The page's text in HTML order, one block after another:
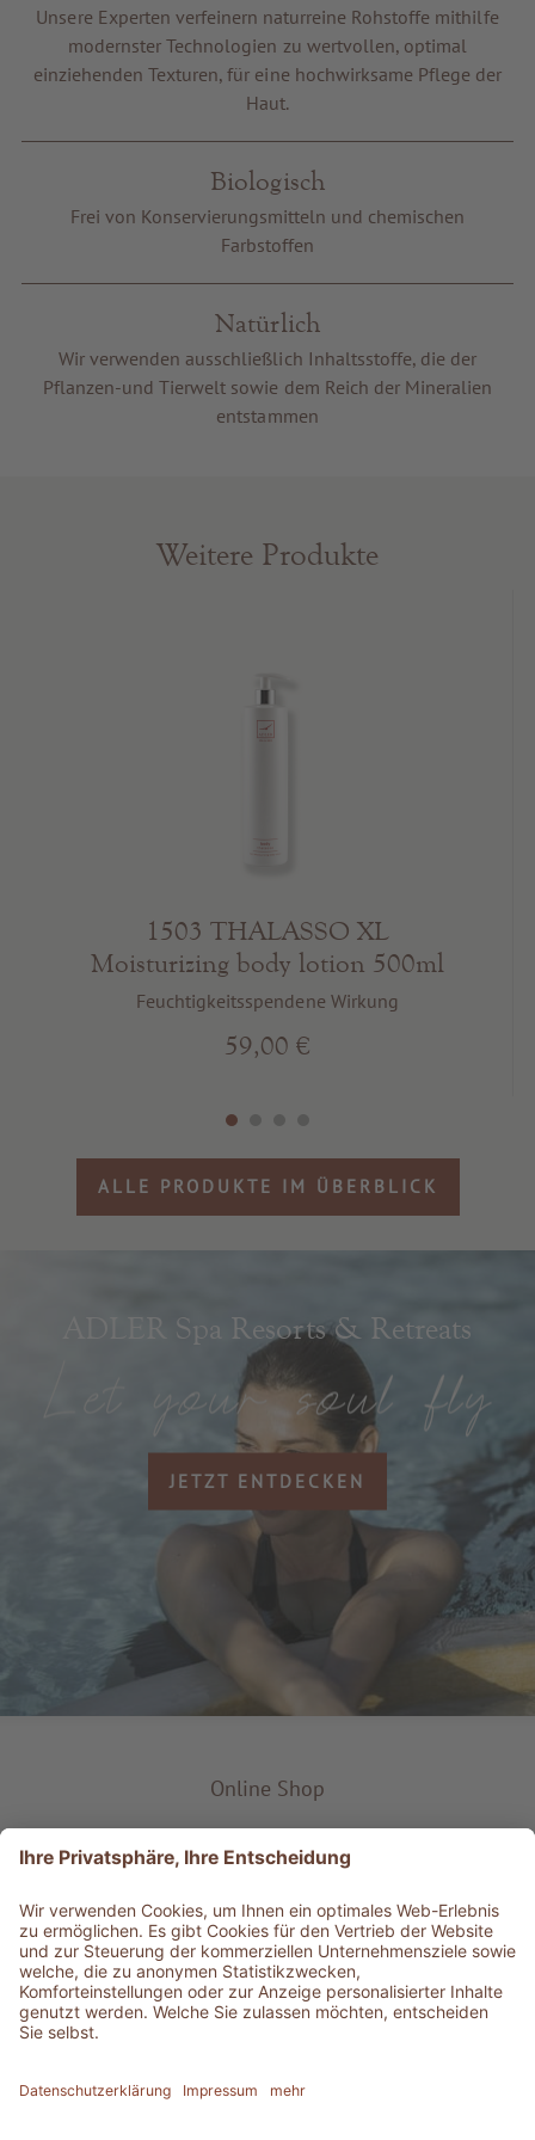
Gutscheine
Service & Info
Unsere Experten verfeinern naturreine Rohstoffe mithilfe
modernster Technologien zu wertvollen, optimal
einziehenden Texturen, für eine hochwirksame Pflege der
Haut.
Biologisch
Frei von Konservierungsmitteln und chemischen
Farbstoffen
Natürlich
Wir verwenden ausschließlich Inhaltsstoffe, die der
Pflanzen-und Tierwelt sowie dem Reich der Mineralien
entstammen
Weitere Produkte
1503 THALASSO XL
Moisturizing body lotion 500ml
Feuchtigkeitsspendene Wirkung
59,00 €
ALLE PRODUKTE IM ÜBERBLICK
ADLER Spa Resorts & Retreats
JETZT ENTDECKEN
Online Shop
Service & Info